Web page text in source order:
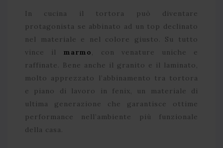
In cucina il tortora può diventare
protagonista se abbinato ad un top declinato
nel materiale e nel colore giusto. Su tutto
vince il marmo, con venature uniche e
raffinate. Bene anche il granito e il laminato,
molto apprezzato l’abbinamento tra tortora
e piano di lavoro in fenix, un materiale di
ultima generazione che garantisce ottime
performance nell’ambiente più funzionale
della casa.